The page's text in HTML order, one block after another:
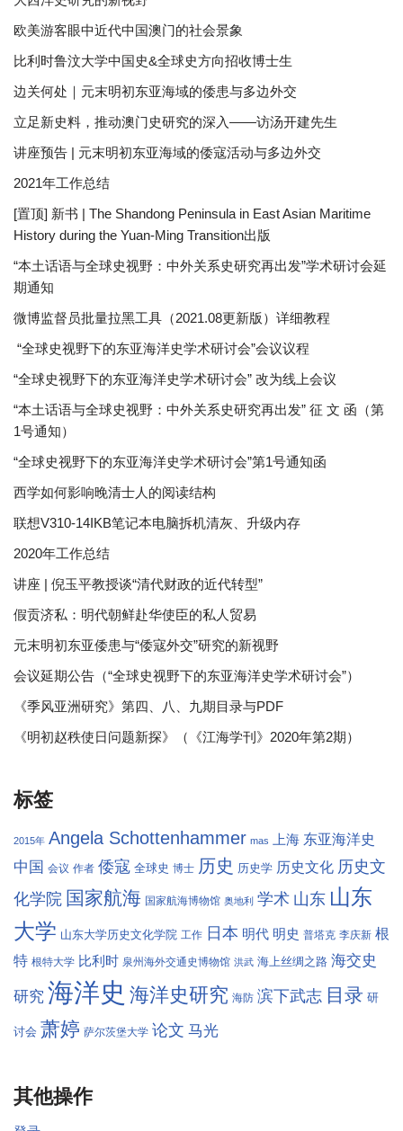
欧美游客眼中近代中国澳门的社会景象
比利时鲁汶大学中国史&全球史方向招收博士生
边关何处｜元末明初东亚海域的倭患与多边外交
立足新史料，推动澳门史研究的深入——访汤开建先生
讲座预告 | 元末明初东亚海域的倭寇活动与多边外交
2021年工作总结
[置顶] 新书 | The Shandong Peninsula in East Asian Maritime
History during the Yuan-Ming Transition出版
“本土话语与全球史视野：中外关系史研究再出发”学术研讨会延
期通知
微博监督员批量拉黑工具（2021.08更新版）详细教程
“全球史视野下的东亚海洋史学术研讨会”会议议程
“全球史视野下的东亚海洋史学术研讨会” 改为线上会议
“本土话语与全球史视野：中外关系史研究再出发” 征 文 函（第
1号通知）
“全球史视野下的东亚海洋史学术研讨会”第1号通知函
西学如何影响晚清士人的阅读结构
联想V310-14IKB笔记本电脑拆机清灰、升级内存
2020年工作总结
讲座 | 倪玉平教授谈“清代财政的近代转型”
假贡济私：明代朝鲜赴华使臣的私人贸易
元末明初东亚倭患与“倭寇外交”研究的新视野
会议延期公告（“全球史视野下的东亚海洋史学术研讨会”）
《季风亚洲研究》第四、八、九期目录与PDF
《明初赵秩使日问题新探》（《江海学刊》2020年第2期）
标签
2015年 Angela Schottenhammer mas 上海 东亚海洋史
中国 会议 作者 倭寇 全球史 博士 历史 历史学 历史文化 历史文
化学院 国家航海 国家航海博物馆 奥地利 学术 山东 山东
大学 山东大学历史文化学院 工作 日本 明代 明史 普塔克 李庆新 根
特 根特大学 比利时 泉州海外交通史博物馆 洪武 海上丝绸之路 海交史
研究 海洋史 海洋史研究 海防 滨下武志 目录 研
讨会 萧婷 萨尔茨堡大学 论文 马光
其他操作